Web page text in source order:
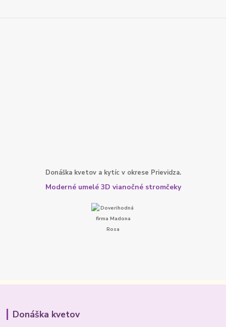
Donáška kvetov a kytíc v okrese Prievidza.
Moderné umelé 3D vianočné stromčeky
Donáška kvetov